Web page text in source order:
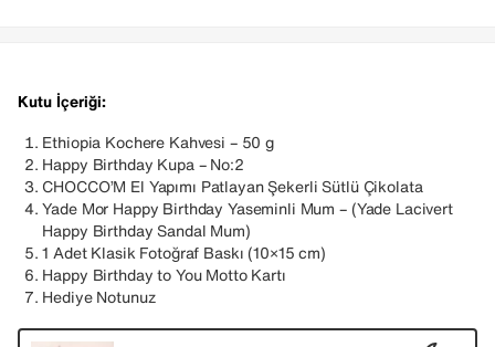
Kutu İçeriği:
Ethiopia Kochere Kahvesi – 50 g
Happy Birthday Kupa – No:2
CHOCCO’M El Yapımı Patlayan Şekerli Sütlü Çikolata
Yade Mor Happy Birthday Yaseminli Mum – (Yade Lacivert
Happy Birthday Sandal Mum)
1 Adet Klasik Fotoğraf Baskı (10×15 cm)
Happy Birthday to You Motto Kartı
Hediye Notunuz